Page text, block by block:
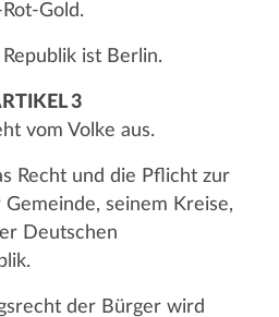
Gold.
ist Berlin.
3
vom Volke aus.
Recht und die Pflicht zur
seinem Kreise,
Deutschen
der Bürger wird